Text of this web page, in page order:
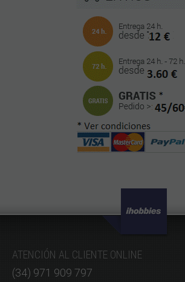
ATENCIÓN AL CLIENTE ONLINE
(34) 971 909 797